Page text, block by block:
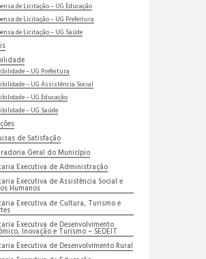
de Licitação – UG Educação
de Licitação – UG Prefeitura
de Licitação – UG Saúde
– UG Prefeitura
– UG Assistência Social
– UG Educação
– UG Saúde
de Satisfação
Geral do Município
Executiva de Administração
Executiva de Assistência Social e
Humanos
Executiva de Cultura, Turismo e
Executiva de Desenvolvimento
Inovação e Turismo – SEDEIT
Executiva de Desenvolvimento Rural